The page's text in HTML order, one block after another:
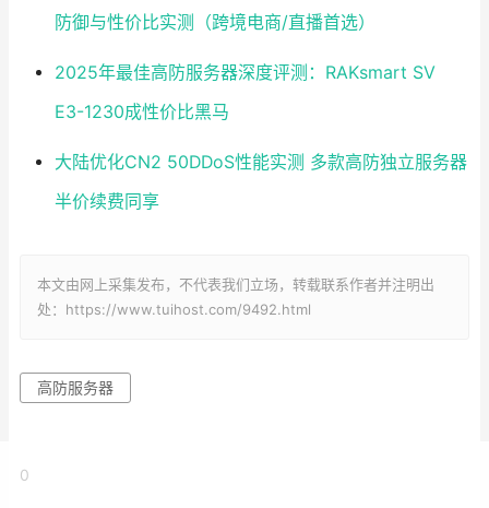
防御与性价比实测（跨境电商/直播首选）
2025年最佳高防服务器深度评测：RAKsmart SV
E3-1230成性价比黑马
大陆优化CN2 50DDoS性能实测 多款高防独立服务器
半价续费同享
本文由网上采集发布，不代表我们立场，转载联系作者并注明出
处：https://www.tuihost.com/9492.html
高防服务器
0